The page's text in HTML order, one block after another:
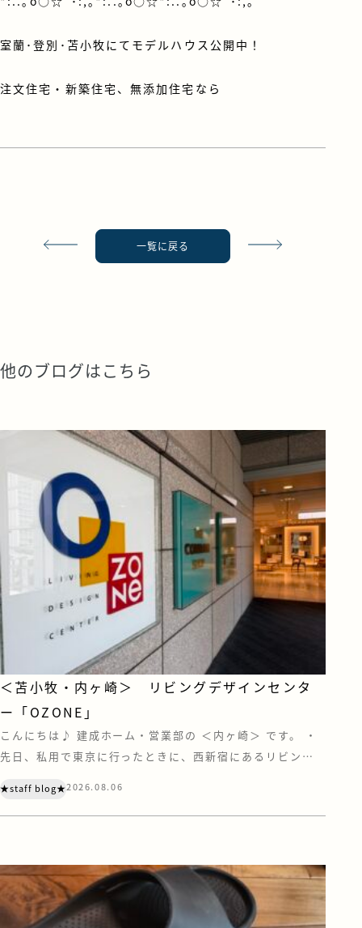
室蘭･登別･苫小牧にてモデルハウス公開中！
注文住宅・新築住宅、無添加住宅なら
一覧に戻る
他のブログはこちら
＜苫小牧・内ヶ崎＞ リビングデザインセンタ
ー「OZONE」
こんにちは♪ 建成ホーム・営業部の ＜内ヶ崎＞ です。 ・
先日、私用で東京に行ったときに、西新宿にあるリビング
は、家具やキッチン、住宅設備などのショールーム・ショッ
プが集う、住まいとインテリアの情報センターです。 注文
る住宅設備メーカーのショール […]
★staff blog★2026.08.06